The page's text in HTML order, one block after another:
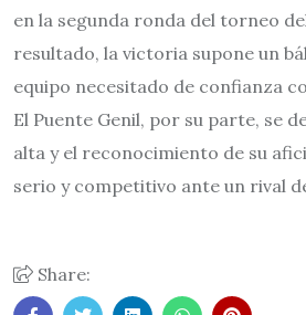
en la segunda ronda del torneo
resultado, la victoria supone un
equipo necesitado de confianza
El Puente Genil, por su parte, se
alta y el reconocimiento de su
serio y competitivo ante un rival
Share: